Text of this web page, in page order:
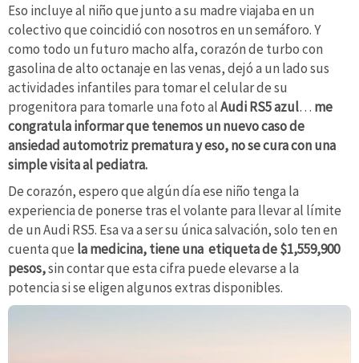
Eso incluye al niño que junto a su madre viajaba en un
colectivo que coincidió con nosotros en un semáforo. Y
como todo un futuro macho alfa, corazón de turbo con
gasolina de alto octanaje en las venas, dejó a un lado sus
actividades infantiles para tomar el celular de su
progenitora para tomarle una foto alAudi RS5 azul… me
congratula informar que tenemos un nuevo caso de
ansiedad automotriz prematura y eso, no se cura con una
simple visita al pediatra.
De corazón, espero que algún día ese niño tenga la
experiencia de ponerse tras el volante para llevar al límite
de un Audi RS5. Esa va a ser su única salvación, solo ten en
cuenta que la medicina, tiene una etiqueta de $1,559,900
pesos,sin contar que esta cifra puede elevarse a la
potencia si se eligen algunos extras disponibles.